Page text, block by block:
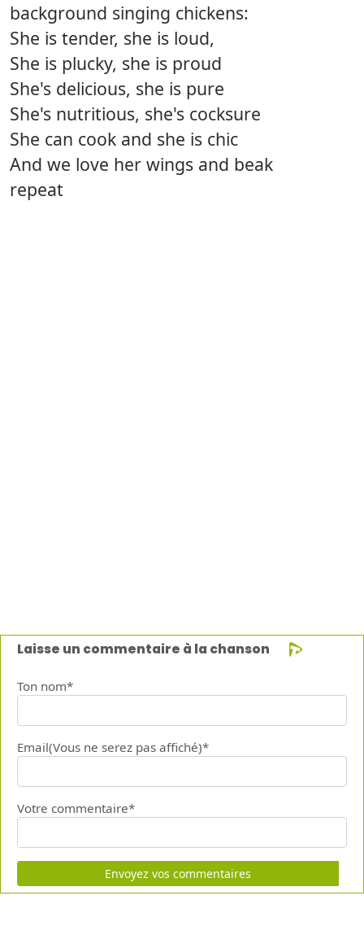
background singing chickens:
She is tender, she is loud,
She is plucky, she is proud
She's delicious, she is pure
She's nutritious, she's cocksure
She can cook and she is chic
And we love her wings and beak
repeat
Laisse un commentaire à la chanson
Ton nom*
Email(Vous ne serez pas affiché)*
Votre commentaire*
Envoyez vos commentaires